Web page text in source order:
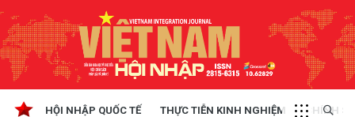
HỘI NHẬP QUỐC TẾ THỰC TIỄN KINH NGHIỆM CHÍNH